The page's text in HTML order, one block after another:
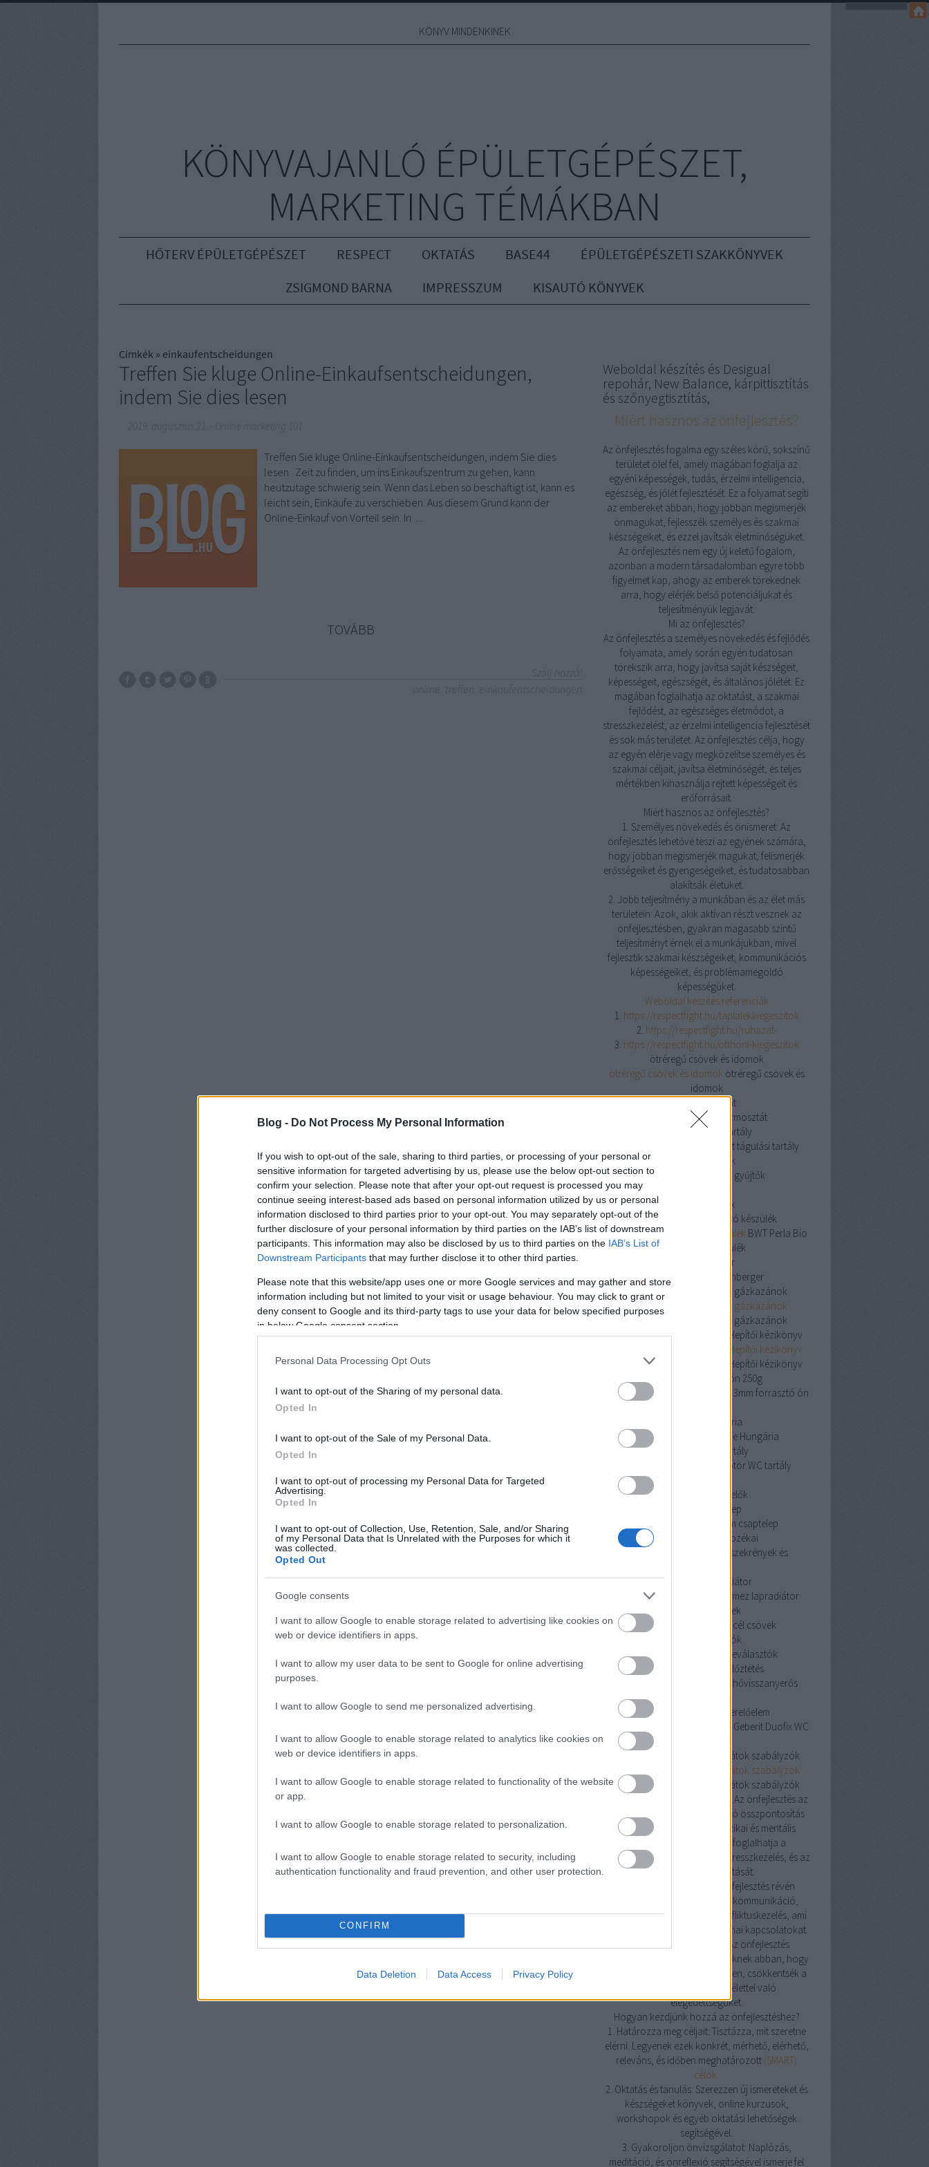
Blog - Do Not Process My Personal Information
If you wish to opt-out of the sale, sharing to third parties, or processing of your personal or
sensitive information for targeted advertising by us, please use the below opt-out section to
confirm your selection. Please note that after your opt-out request is processed you may
continue seeing interest-based ads based on personal information utilized by us or personal
information disclosed to third parties prior to your opt-out. You may separately opt-out of the
further disclosure of your personal information by third parties on the IAB’s list of downstream
participants. This information may also be disclosed by us to third parties on the IAB’s List of
Downstream Participants that may further disclose it to other third parties.
Please note that this website/app uses one or more Google services and may gather and store
information including but not limited to your visit or usage behaviour. You may click to grant or
deny consent to Google and its third-party tags to use your data for below specified purposes
in below Google consent section.
Personal Data Processing Opt Outs
I want to opt-out of the Sharing of my personal data.
Opted In
I want to opt-out of the Sale of my Personal Data.
Opted In
I want to opt-out of processing my Personal Data for Targeted
Advertising.
Opted In
I want to opt-out of Collection, Use, Retention, Sale, and/or Sharing
of my Personal Data that Is Unrelated with the Purposes for which it
was collected.
Opted Out
Google consents
I want to allow Google to enable storage related to advertising like cookies on
web or device identifiers in apps.
I want to allow my user data to be sent to Google for online advertising
purposes.
I want to allow Google to send me personalized advertising.
I want to allow Google to enable storage related to analytics like cookies on
web or device identifiers in apps.
I want to allow Google to enable storage related to functionality of the website
or app.
I want to allow Google to enable storage related to personalization.
I want to allow Google to enable storage related to security, including
authentication functionality and fraud prevention, and other user protection.
CONFIRM
Data Deletion Data Access Privacy Policy
KÖNYV MINDENKINEK
KÖNYVAJANLÓ ÉPÜLETGÉPÉSZET,
MARKETING TÉMÁKBAN
HŐTERV ÉPÜLETGÉPÉSZET RESPECT OKTATÁS BASE44
ÉPÜLETGÉPÉSZETI SZAKKÖNYVEK
ZSIGMOND BARNA
IMPRESSZUM KISAUTÓ KÖNYVEK
Címkék » einkaufentscheidungen
Treffen Sie kluge Online-Einkaufsentscheidungen,
indem Sie dies lesen
Treffen Sie kluge Online-Einkaufsentscheidungen, indem Sie dies
lesen Zeit zu finden, um ins Einkaufszentrum zu gehen, kann
heutzutage schwierig sein. Wenn das Leben so beschäftigt ist, kann es
leicht sein, Einkäufe zu verschieben. Aus diesem Grund kann der
Online-Einkauf von Vorteil sein. In…
TOVÁBB
Weboldal készítés és Desigual
repohár, New Balance, kárpittisztítás
és szőnyegtisztítás,
Miért hasznos az önfejlesztés?
Az önfejlesztés fogalma egy széles körű, sokszínű
területet ölel fel, amely magában foglalja az
egyéni képességek, tudás, érzelmi intelligencia,
egészség, és jólét fejlesztését. Ez a folyamat segíti
az embereket abban, hogy jobban megismerjék
önmagukat, fejlesszék személyes és szakmai
készségeiket, és ezzel javítsák életminőségüket.
Az önfejlesztés nem egy új keletű fogalom,
azonban a modern társadalomban egyre több
figyelmet kap, ahogy az emberek törekednek
arra, hogy elérjék belső potenciáljukat és
teljesítményük legjavát.
Mi az önfejlesztés?
Az önfejlesztés a személyes növekedés és fejlődés
folyamata, amely során egyén tudatosan
törekszik arra, hogy javítsa saját készségeit,
képességeit, egészségét, és általános jólétét. Ez
magában foglalhatja az oktatást, a szakmai
fejlődést, az egészséges életmódot, a
stresszkezelést, az érzelmi intelligencia fejlesztését
és sok más területet. Az önfejlesztés célja, hogy
az egyén elérje vagy megközelítse személyes és
szakmai céljait, javítsa életminőségét, és teljes
mértékben kihasználja rejtett képességeit és
erőforrásait.
Miért hasznos az önfejlesztés?
1. Személyes növekedés és önismeret: Az
önfejlesztés lehetővé teszi az egyének számára,
hogy jobban megismerjék magukat, felismerjék
erősségeiket és gyengeségeiket, és tudatosabban
alakítsák életüket.
2. Jobb teljesítmény a munkában és az élet más
területein: Azok, akik aktívan részt vesznek az
önfejlesztésben, gyakran magasabb szintű
teljesítményt érnek el a munkájukban, mivel
fejlesztik szakmai készségeiket, kommunikációs
képességeiket, és problémamegoldó
képességüket.
Weboldal készítés referenciák
1. https://respectfight.hu/taplalekkiegeszitok
2. https://respectfight.hu/ruhazat-
3. https://respectfight.hu/otthoni-kiegeszitok
ötréregű csövek és idomok
ötréregű csövek és idomok ötréregű csövek és
idomok
csőtermosztát
csőtermosztátcsőtermosztát
nyitott tágulási tartály
nyitott tágulási tartály
osztó gyűjtők
osztó gyűjtők
osztó gyűjtők
knipex
BWT Perla Bio vízlágyító készülék
BWT Perla Bio vízlágyító készülék BWT Perla Bio
vízlágyító készülék
rothenberger
rothenberger
rothenberger
Viessmann kondenzációs gázkazánok
Viessmann kondenzációs gázkazánok
Viessmann kondenzációs gázkazánok
Ariston Clas One System 24 telepítői kézikönyv
Ariston Clas One System 24 telepítői kézikönyv
Ariston Clas One System 24 telepítői kézikönyv
cin 3mm forrasztó ón 250g
cin 3mm forrasztó ón 250g
cin 3mm forrasztó ón
Pipelife Hungária
Pipelife Hungária
Pipelife Hungária
dömötör WC tartály
dömötör WC tartály
érzékelők
Mofem csaptelep
Mofem csaptelep
szekrények és tartozékai
szekrények és
acéllemez lapradiátor
acéllemez lapradiátor
acéllemez lapradiátor
szénacél csövek
szénacél csövek
szénacél csövek
iszapleválasztók
iszapleválasztók
iszapleválasztók
hővisszanyerős szellőztetés
hővisszanyerős
Geberit Duofix WC szerelőelem
Geberit Duofix WC
Honeywell helyiségtermosztátok szabályzók
Honeywell helyiségtermosztátok szabályzók
Honeywell helyiségtermosztátok szabályzók
3. Pozitív hatás az egészségre: Az önfejlesztés az
egészségesebb életmódra való összpontosítás
révén javíthatja az egyén fizikai és mentális
egészségét. Ez magában foglalhatja a
táplálkozás, a testmozgás, a stresszkezelés, és az
alvásminőség javítását.
4. Jobb kapcsolatok: Az önfejlesztés révén
javulhat az emberek közötti kommunikáció,
empatikus képességek, és konfliktuskezelés, ami
erősítheti a személyes és szakmai kapcsolatokat.
5. Tudatosság és jelenlét: Az önfejlesztés
gyakorlása segíthet az embereknek abban, hogy
tudatosabban éljenek a jelenben, csökkentsék a
stresszt és növeljék az élettel való
elégedettségüket.
Hogyan kezdjünk hozzá az önfejlesztéshez?
1. Határozza meg céljait: Tisztázza, mit szeretne
elérni. Legyenek ezek konkrét, mérhető, elérhető,
releváns, és időben meghatározott (SMART)
célok.
2. Oktatás és tanulás: Szerezzen új ismereteket és
készségeket könyvek, online kurzusok,
workshopok és egyéb oktatási lehetőségek
segítségével.
3. Gyakoroljon önvizsgálatot: Naplózás,
meditáció, és önreflexió segítségével ismerje fel